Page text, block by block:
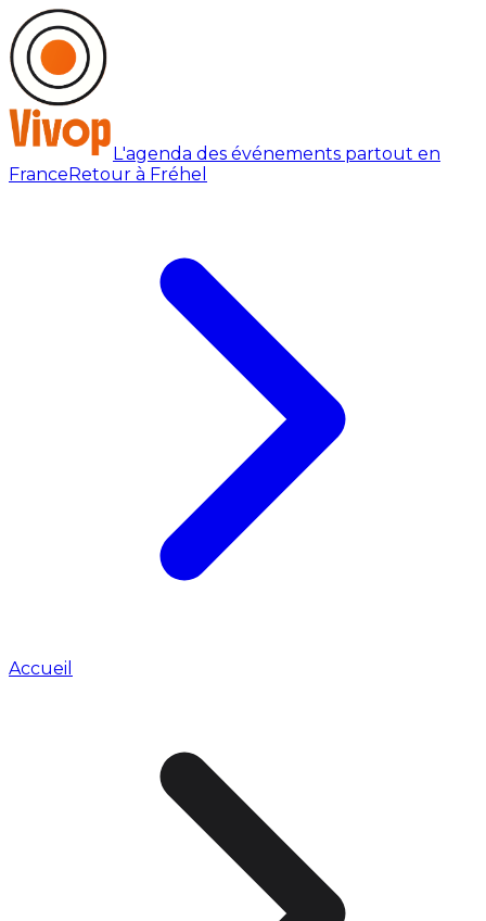
L'agenda des événements partout en
FranceRetour à Fréhel
Accueil